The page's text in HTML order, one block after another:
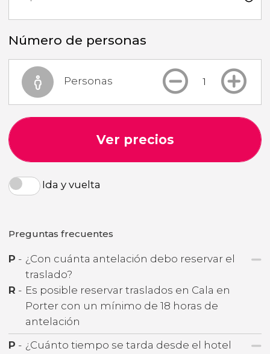
Número de personas
Personas
Ver precios
Ida y vuelta
Preguntas frecuentes
P - ¿Con cuánta antelación debo reservar el
traslado?
R - Es posible reservar traslados en Cala en
Porter con un mínimo de 18 horas de
antelación
P - ¿Cuánto tiempo se tarda desde el hotel